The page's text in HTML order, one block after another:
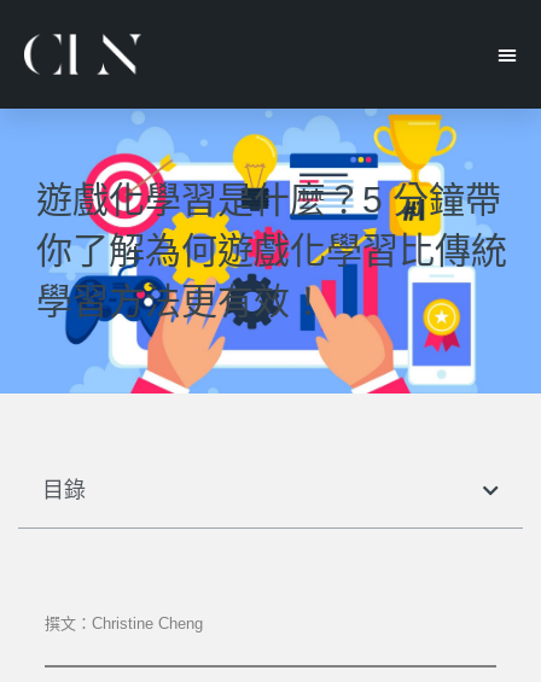
遊戲化學習是什麼？5 分鐘帶
你了解為何遊戲化學習比傳統
學習方法更有效！
目錄
撰文：Christine Cheng